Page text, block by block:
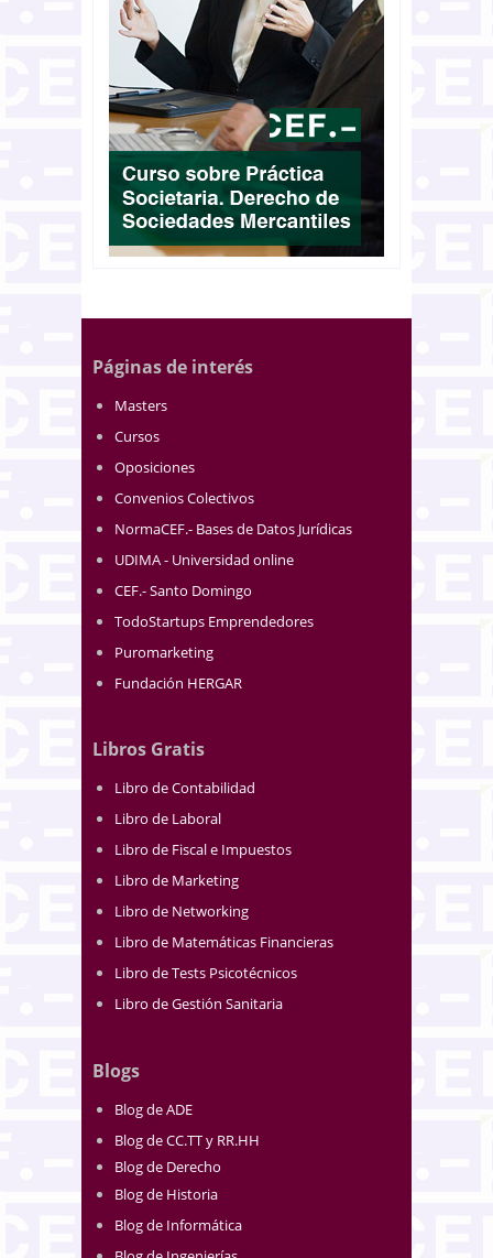
Páginas de interés
Masters
Cursos
Oposiciones
Convenios Colectivos
NormaCEF.- Bases de Datos Jurídicas
UDIMA - Universidad online
CEF.- Santo Domingo
TodoStartups Emprendedores
Puromarketing
Fundación HERGAR
Libros Gratis
Libro de Contabilidad
Libro de Laboral
Libro de Fiscal e Impuestos
Libro de Marketing
Libro de Networking
Libro de Matemáticas Financieras
Libro de Tests Psicotécnicos
Libro de Gestión Sanitaria
Blogs
Blog de ADE
Blog de CC.TT y RR.HH
Blog de Derecho
Blog de Historia
Blog de Informática